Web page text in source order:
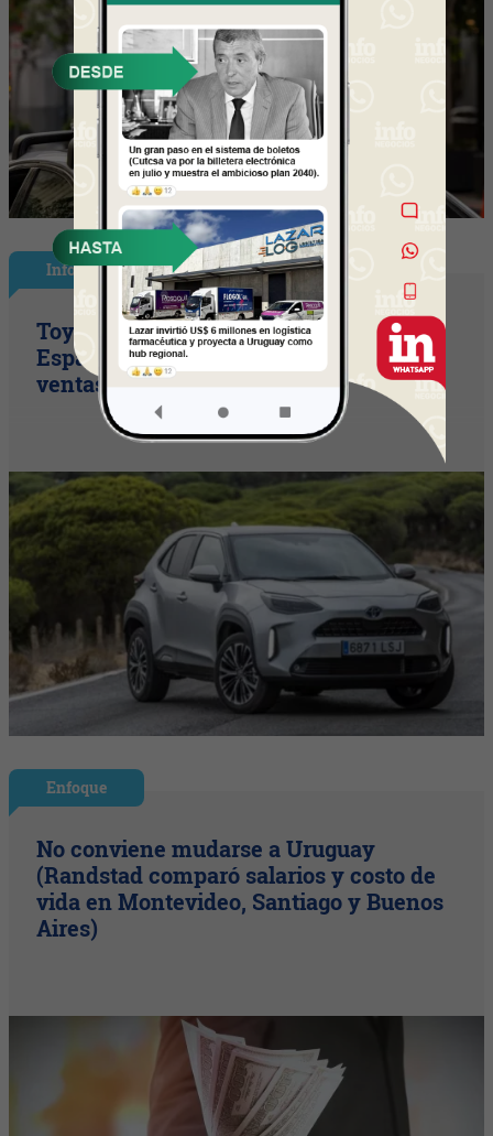
InfoNegocios España
Toyota consolida su liderazgo en
España en julio tras hacer crecer sus
ventas un 10% en 2026
Enfoque
No conviene mudarse a Uruguay
(Randstad comparó salarios y costo de
vida en Montevideo, Santiago y Buenos
Aires)